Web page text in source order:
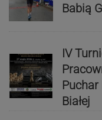
Babią
IV
Białej